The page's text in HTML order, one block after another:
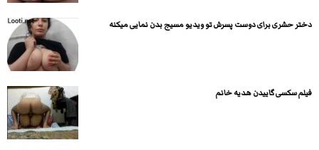
دختر حشری برای دوست پسرش تو ویدیو مسیج بدن نمایی میکنه
فیلم سکسی گاییدن هدیه خانم